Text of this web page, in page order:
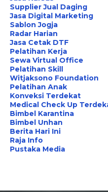
Supplier Jual Daging
Jasa Digital Marketing
Sablon Jogja
Radar Harian
Jasa Cetak DTF
Pelatihan Kerja
Sewa Virtual Office
Pelatihan Skill
Witjaksono Foundation
Pelatihan Anak
Konveksi Terdekat
Medical Check Up
Bimbel Karantina
Bimbel Unhan
Berita Hari Ini
Raja Info
Pustaka Media